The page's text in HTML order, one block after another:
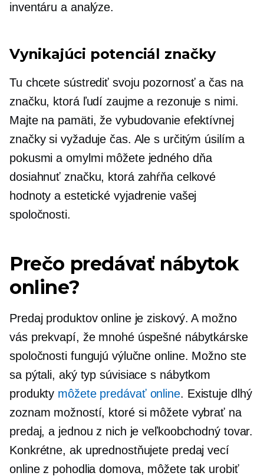
inventáru a analýze.
Vynikajúci potenciál značky
Tu chcete sústrediť svoju pozornosť a čas na
značku, ktorá ľudí zaujme a rezonuje s nimi.
Majte na pamäti, že vybudovanie efektívnej
značky si vyžaduje čas. Ale s určitým úsilím a
pokusmi a omylmi môžete jedného dňa
dosiahnuť značku, ktorá zahŕňa celkové
hodnoty a estetické vyjadrenie vašej
spoločnosti.
Prečo predávať nábytok
online?
Predaj produktov online je ziskový. A možno
vás prekvapí, že mnohé úspešné nábytkárske
spoločnosti fungujú výlučne online. Možno ste
sa pýtali, aký typsúvisiace s nábytkom
produkty môžete predávať online. Existuje dlhý
zoznam možností, ktoré si môžete vybrať na
predaj, a jednou z nich je veľkoobchodný tovar.
Konkrétne, ak uprednostňujete predaj vecí
online z pohodlia domova, môžete tak urobiť